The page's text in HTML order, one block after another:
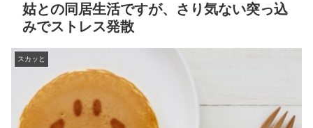
姑との同居生活ですが、さり気ない突っ込
みでストレス発散
スカッと